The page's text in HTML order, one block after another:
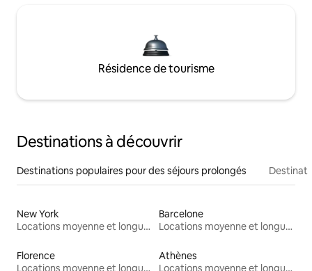
Résidence de tourisme
Destinations à découvrir
Destinations populaires pour des séjours prolongés
New York
Locations moyenne et longue durée
Barcelone
Locations moyenne et longue durée
Florence
Locations moyenne et longue durée
Athènes
Locations moyenne et longue durée